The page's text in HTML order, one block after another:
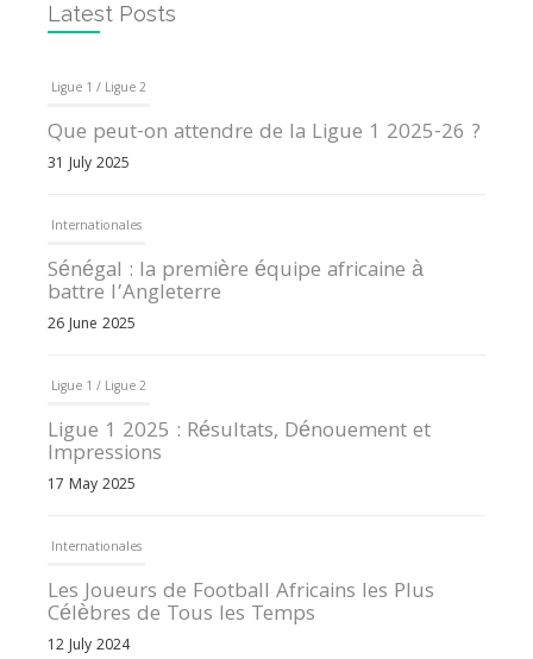
Latest Posts
Ligue 1 / Ligue 2
Que peut-on attendre de la Ligue 1 2025-26 ?
31 July 2025
Internationales
Sénégal : la première équipe africaine à
battre l’Angleterre
26 June 2025
Ligue 1 / Ligue 2
Ligue 1 2025 : Résultats, Dénouement et
Impressions
17 May 2025
Internationales
Les Joueurs de Football Africains les Plus
Célèbres de Tous les Temps
12 July 2024